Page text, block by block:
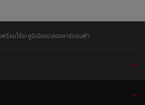
เตรียมใช้อะลูมิเนียมปล่อยคาร์บอนต่ำ